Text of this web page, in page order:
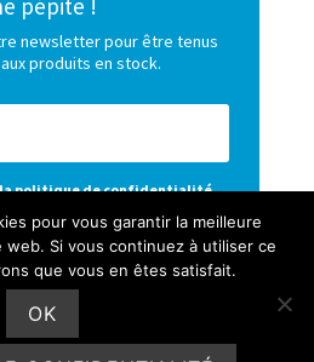
pépite !
newsletter pour être tenus
produits en stock.
politique de confidentialité
pour vous garantir la meilleure
Si vous continuez à utiliser ce
que vous en êtes satisfait.
OK